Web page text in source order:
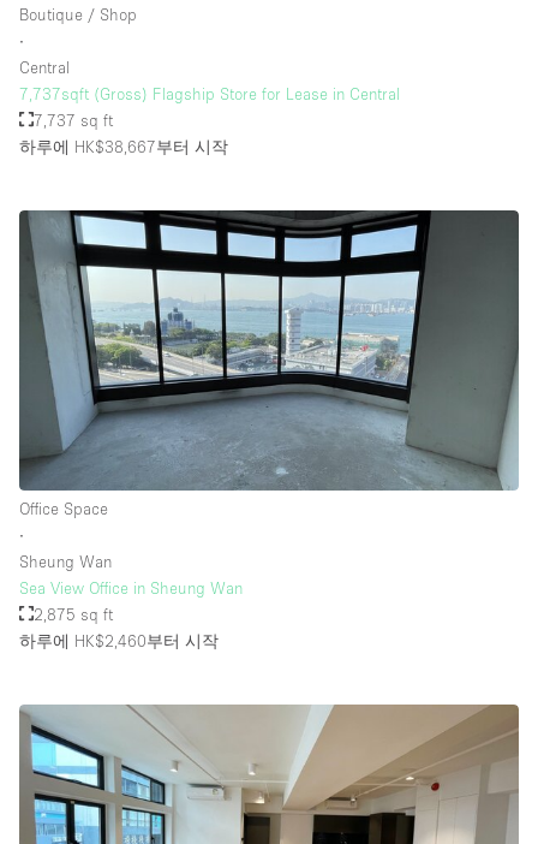
지하층
위치한 거리
쇼핑몰
테라스
윗층
기타
Boutique / Shop
∙
Central
7,737sqft (Gross) Flagship Store for Lease in Central
7,737 sq ft
하루에 HK$38,667부터 시작
Office Space
∙
Sheung Wan
Sea View Office in Sheung Wan
2,875 sq ft
하루에 HK$2,460부터 시작